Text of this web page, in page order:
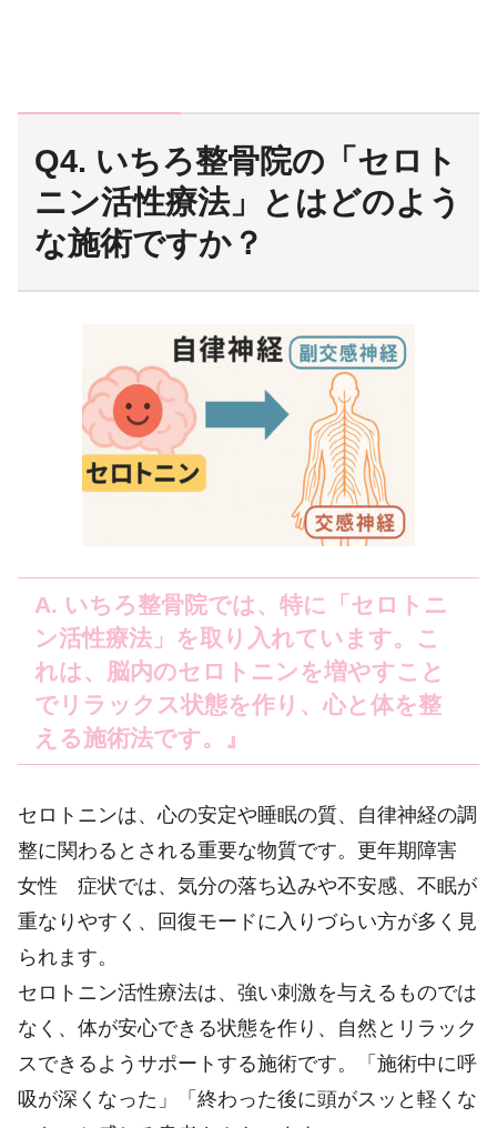
Q4. いちろ整骨院の「セロト
ニン活性療法」とはどのよう
な施術ですか？
A. いちろ整骨院では、特に「セロトニ
ン活性療法」を取り入れています。こ
れは、脳内のセロトニンを増やすこと
でリラックス状態を作り、心と体を整
える施術法です。』
セロトニンは、心の安定や睡眠の質、自律神経の調
整に関わるとされる重要な物質です。更年期障害
女性 症状では、気分の落ち込みや不安感、不眠が
重なりやすく、回復モードに入りづらい方が多く見
られます。
セロトニン活性療法は、強い刺激を与えるものでは
なく、体が安心できる状態を作り、自然とリラック
スできるようサポートする施術です。「施術中に呼
吸が深くなった」「終わった後に頭がスッと軽くな